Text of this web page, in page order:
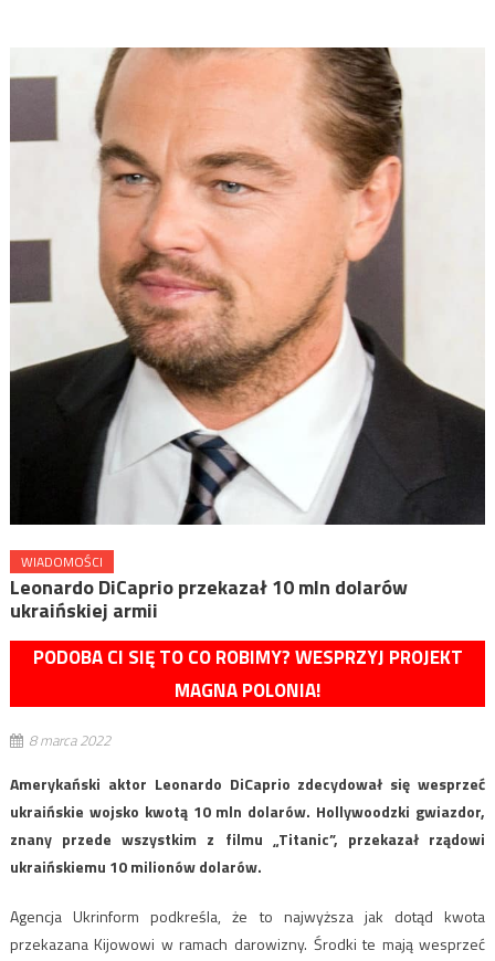
WIADOMOŚCI
Leonardo DiCaprio przekazał 10 mln dolarów
ukraińskiej armii
PODOBA CI SIĘ TO CO ROBIMY? WESPRZYJ PROJEKT
MAGNA POLONIA!
8 marca 2022
Amerykański aktor Leonardo DiCaprio zdecydował się wesprzeć
ukraińskie wojsko kwotą 10 mln dolarów. Hollywoodzki gwiazdor,
znany przede wszystkim z filmu „Titanic”, przekazał rządowi
ukraińskiemu 10 milionów dolarów.
Agencja Ukrinform podkreśla, że to najwyższa jak dotąd kwota
przekazana Kijowowi w ramach darowizny. Środki te mają wesprzeć